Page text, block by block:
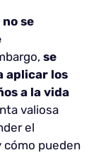
se
se
aplicar los
a la vida
valiosa
el
cómo pueden